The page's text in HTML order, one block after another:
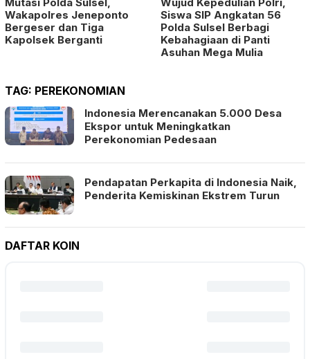
Wakapolres Jeneponto
Bergeser dan Tiga
Kapolsek Berganti
Siswa SIP Angkatan 56
Polda Sulsel Berbagi
Kebahagiaan di Panti
Asuhan Mega Mulia
TAG: PEREKONOMIAN
Indonesia Merencanakan 5.000 Desa
Ekspor untuk Meningkatkan
Perekonomian Pedesaan
Pendapatan Perkapita di Indonesia Naik,
Penderita Kemiskinan Ekstrem Turun
DAFTAR KOIN